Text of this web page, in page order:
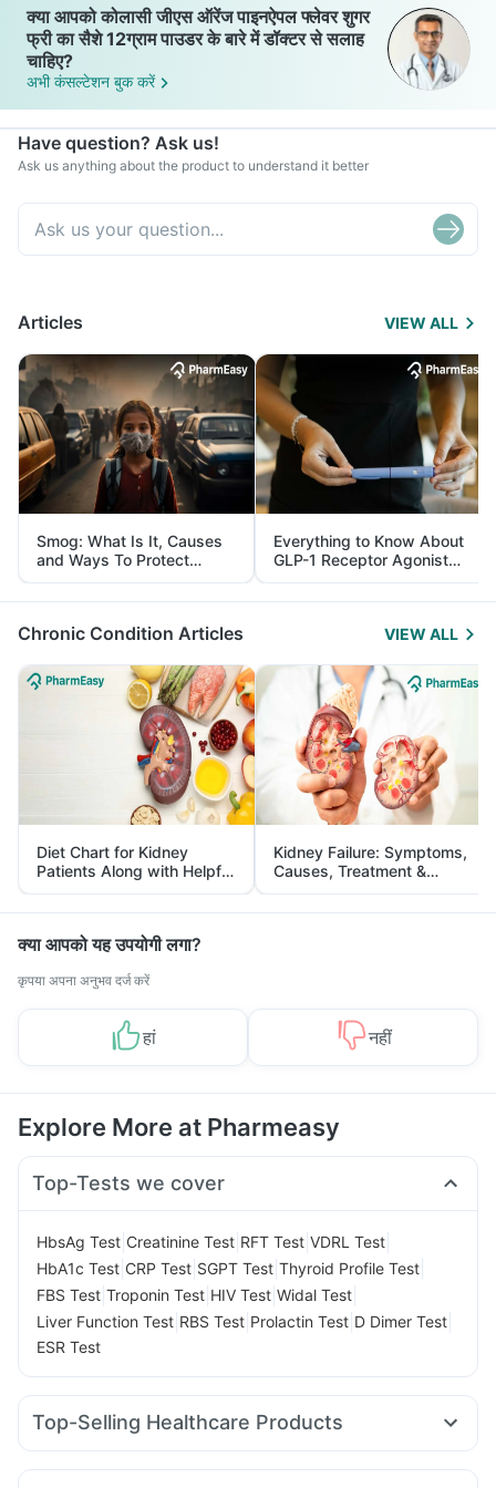
क्या आपको कोलासी जीएस ऑरेंज पाइनऐपल फ्लेवर शुगर
फ्री का सैशे 12ग्राम पाउडर के बारे में डॉक्टर से सलाह
चाहिए?
अभी कंसल्टेशन बुक करें
Have question? Ask us!
Ask us anything about the product to understand it better
Articles VIEW ALL
Smog: What Is It, Causes
and Ways To Protect
Yourself From It
Everything to Know About
GLP-1 Receptor Agonist
and Its Role in Weight
Management
Chronic Condition Articles VIEW ALL
Diet Chart for Kidney
Patients Along with Helpful
Tips
Kidney Failure: Symptoms,
Causes, Treatment &
Prevention
क्या आपको यह उपयोगी लगा?
कृपया अपना अनुभव दर्ज करें
हां नहीं
Explore More at Pharmeasy
Top-Tests we cover
HbsAg Test Creatinine Test RFT Test VDRL Test
HbA1c Test CRP Test SGPT Test Thyroid Profile Test
FBS Test Troponin Test HIV Test Widal Test
Liver Function Test RBS Test Prolactin Test D Dimer Test
ESR Test
Top-Selling Healthcare Products
Prohance Nutrition Drink Himalaya Himcolin Gel